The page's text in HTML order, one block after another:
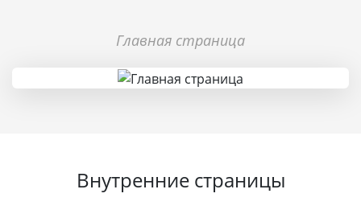
Главная страница
Внутренние страницы